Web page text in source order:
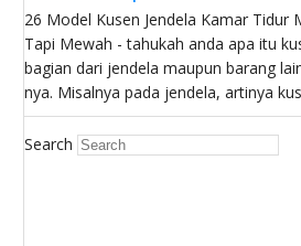
26 Model Kusen Jendela Kamar Tidur
Tapi Mewah - tahukah anda apa itu
bagian dari jendela maupun barang
nya. Misalnya pada jendela, artinya
Search